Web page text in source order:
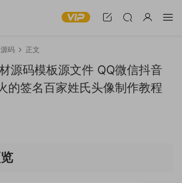
码 正文
源码模板源文件 QQ微信抖音
的签名百家姓氏头像制作教程